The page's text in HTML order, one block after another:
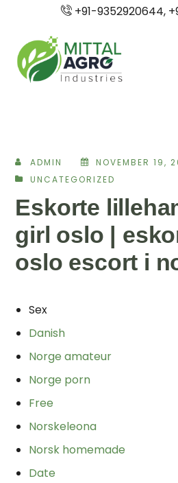
+91-9352920644,
ADMIN
NOVEMBER 19,
UNCATEGORIZED
Eskorte
girl oslo |
oslo escort i
Sex
Danish
Norge amateur
Norge porn
Free
Norskeleona
Norsk homemade
Date